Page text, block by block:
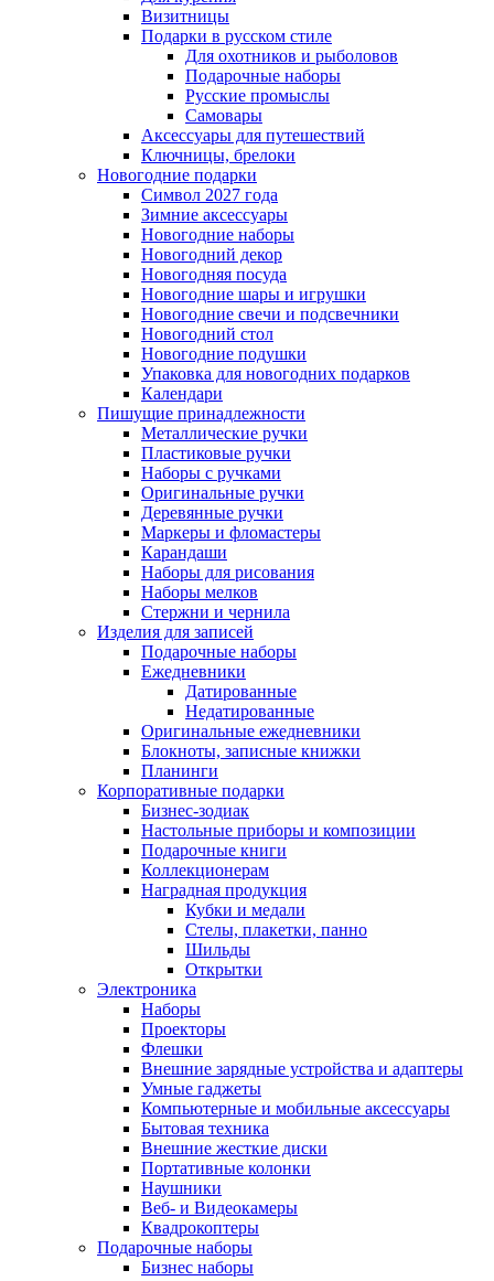
Визитницы
Подарки в русском стиле
Для охотников и рыболовов
Подарочные наборы
Русские промыслы
Самовары
Аксессуары для путешествий
Ключницы, брелоки
Новогодние подарки
Символ 2027 года
Зимние аксессуары
Новогодние наборы
Новогодний декор
Новогодняя посуда
Новогодние шары и игрушки
Новогодние свечи и подсвечники
Новогодний стол
Новогодние подушки
Упаковка для новогодних подарков
Календари
Пишущие принадлежности
Металлические ручки
Пластиковые ручки
Наборы с ручками
Оригинальные ручки
Деревянные ручки
Маркеры и фломастеры
Карандаши
Наборы для рисования
Наборы мелков
Стержни и чернила
Изделия для записей
Подарочные наборы
Ежедневники
Датированные
Недатированные
Оригинальные ежедневники
Блокноты, записные книжки
Планинги
Корпоративные подарки
Бизнес-зодиак
Настольные приборы и композиции
Подарочные книги
Коллекционерам
Наградная продукция
Кубки и медали
Стелы, плакетки, панно
Шильды
Открытки
Электроника
Наборы
Проекторы
Флешки
Внешние зарядные устройства и адаптеры
Умные гаджеты
Компьютерные и мобильные аксессуары
Бытовая техника
Внешние жесткие диски
Портативные колонки
Наушники
Веб- и Видеокамеры
Квадрокоптеры
Подарочные наборы
Бизнес наборы